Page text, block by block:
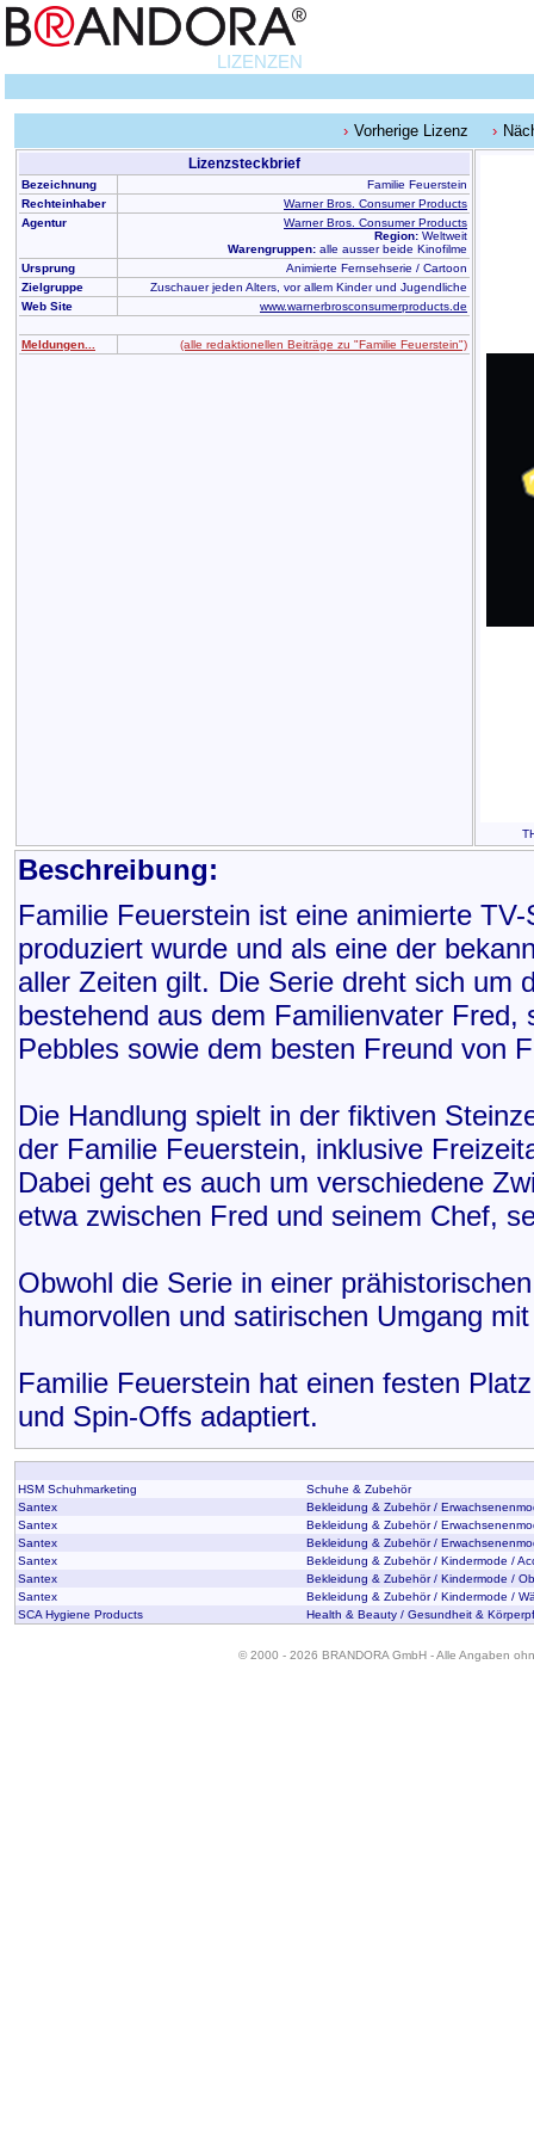
LIZENZEN
Vorherige Lizenz
Lizenzsteckbrief
Bezeichnung
Familie Feuerstein
Rechteinhaber
Warner Bros. Consumer Products
Agentur
Warner Bros. Consumer Products
Region: Weltweit
Warengruppen: alle ausser beide Kinofilme
Ursprung
Animierte Fernsehserie / Cartoon
Zielgruppe
Zuschauer jeden Alters, vor allem Kinder und Jugendliche
Web Site
www.warnerbrosconsumerproducts.de
Meldungen... (alle redaktionellen Beiträge zu "Familie Feuerstein")
Beschreibung:
Familie Feuerstein ist eine animierte
produziert wurde und als eine der
aller Zeiten gilt. Die Serie dreht sich um
bestehend aus dem Familienvater
Pebbles sowie dem besten Freund von
Die Handlung spielt in der fiktiven
der Familie Feuerstein, inklusive
Dabei geht es auch um verschiedene
etwa zwischen Fred und seinem Chef,
Obwohl die Serie in einer
humorvollen und satirischen Umgang
Familie Feuerstein hat einen festen
und Spin-Offs adaptiert.
HSM Schuhmarketing
Schuhe & Zubehör
Santex
Bekleidung & Zubehör /
Santex
Bekleidung & Zubehör /
Santex
Bekleidung & Zubehör /
Santex
Bekleidung & Zubehör / Kindermode /
Santex
Bekleidung & Zubehör / Kindermode /
Santex
Bekleidung & Zubehör / Kindermode /
SCA Hygiene Products
Health & Beauty / Gesundheit &
© 2000 - 2026 BRANDORA GmbH - Alle Angaben